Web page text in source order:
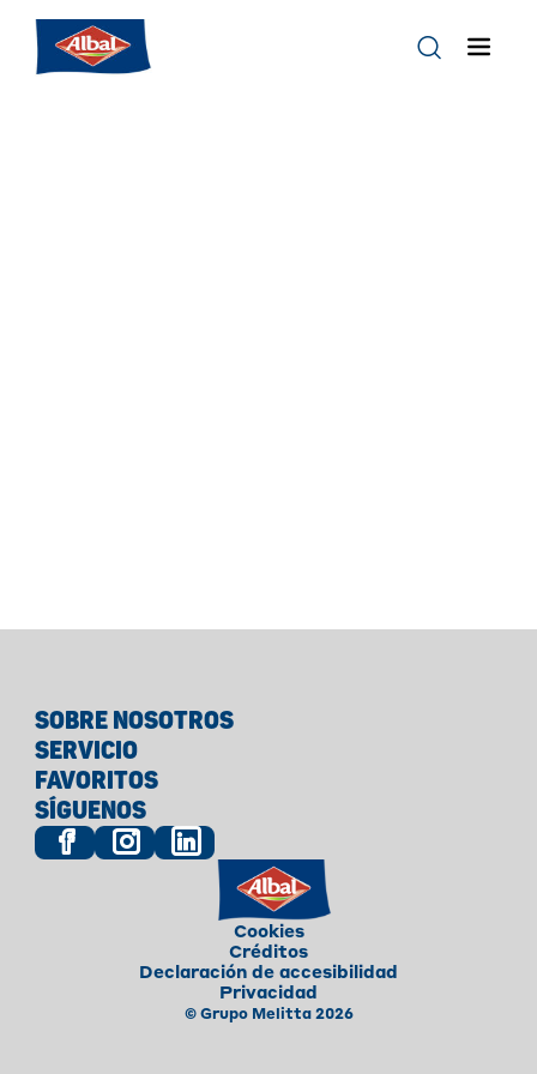
SOBRE NOSOTROS
SERVICIO
FAVORITOS
SÍGUENOS
© Grupo Melitta 2026
Cookies
Créditos
Declaración de accesibilidad
Privacidad